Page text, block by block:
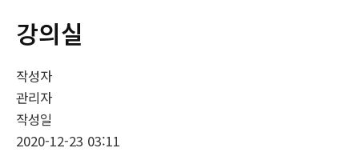
강의실
작성자
관리자
작성일
2020-12-23 03:11